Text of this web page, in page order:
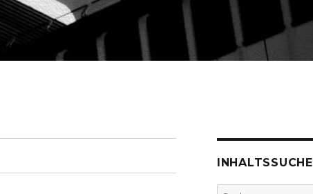
INHALTSSUCHE
Suche